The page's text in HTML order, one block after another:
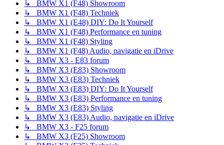
↳ BMW X1 (F48) Showroom
↳ BMW X1 (F48) Techniek
↳ BMW X1 (E48) DIY: Do It Yourself
↳ BMW X1 (F48) Performance en tuning
↳ BMW X1 (F48) Styling
↳ BMW X1 (F48) Audio, navigatie en iDrive
↳ BMW X3 - E83 forum
↳ BMW X3 (E83) Showroom
↳ BMW X3 (E83) Techniek
↳ BMW X3 (E83) DIY: Do It Yourself
↳ BMW X3 (E83) Performance en tuning
↳ BMW X3 (E83) Styling
↳ BMW X3 (E83) Audio, navigatie en iDrive
↳ BMW X3 - F25 forum
↳ BMW X3 (F25) Showroom